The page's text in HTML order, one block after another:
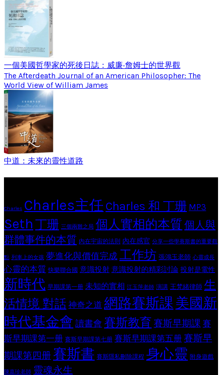
一個美國哲學家的死後日誌：威廉‧詹姆士的世界觀
The Afterdeath Journal of an American Philosopher: The
World View of William James
中道：未來的靈性道路
Charles Charles主任 Charles 和 丁珊 MP3
Seth 丁珊 三個兩難之局 個人實相的本質 個人與
群體事件的本質 內在宇宙的法則 內在感官 分享一些學賽斯書的重要觀
點 列車上的女孩 夢進化與價值完成工作坊 張鴻玉老師 心靈成長
心靈的本質 快樂聯合國 意識投射 意識投射的精彩討論 投射是電性
新時代 早期課第一册 未知的實相 江玉萍老師 演講 王梵緒律師 生
活情境 對話 神奇之道 網路賽斯課美國新
時代基金會 讀書會 賽斯教育 賽斯早期課 賽
斯早期課第一册 賽斯早期課第七册 賽斯早期課第五册 賽斯早
期課第四册 賽斯書 賽斯隱私刪除課程 身心靈 附身遊戲
陳嘉珍老師 靈魂永生